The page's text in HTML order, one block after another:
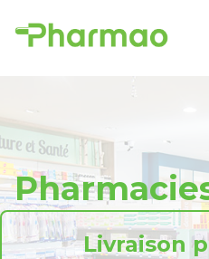
Livraison